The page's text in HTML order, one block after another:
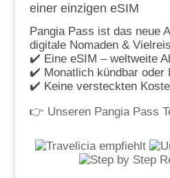
einer einzigen eSIM
Pangia Pass ist das neue
digitale Nomaden &
✔️ Eine eSIM – weltweite
✔️ Monatlich kündbar oder
✔️ Keine versteckten
👉 Unseren Pangia Pass